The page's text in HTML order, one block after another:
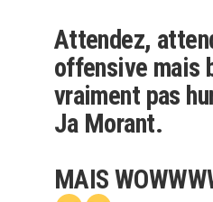
Attendez,
offensive mais
vraiment pas
Ja Morant.
MAIS